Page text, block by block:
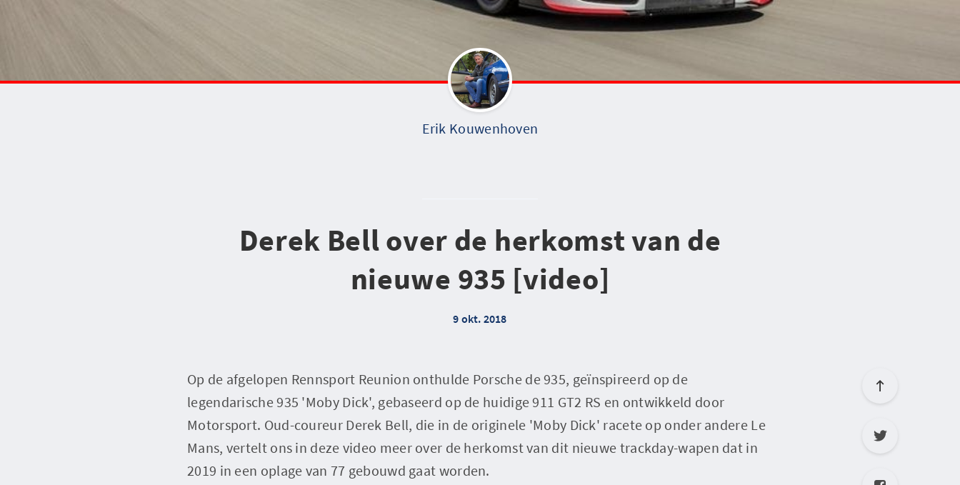
Erik Kouwenhoven
Derek Bell over de herkomst van de
nieuwe 935 [video]
9 okt. 2018
Op de afgelopen Rennsport Reunion onthulde Porsche de 935, geïnspireerd op de
legendarische 935 'Moby Dick', gebaseerd op de huidige 911 GT2 RS en ontwikkeld door
Motorsport. Oud-coureur Derek Bell, die in de originele 'Moby Dick' racete op onder andere Le
Mans, vertelt ons in deze video meer over de herkomst van dit nieuwe trackday-wapen dat in
2019 in een oplage van 77 gebouwd gaat worden.